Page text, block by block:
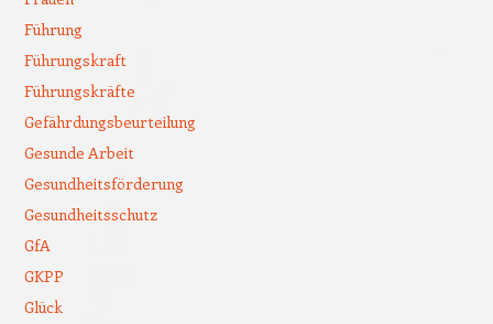
Führung
Führungskraft
Führungskräfte
Gefährdungsbeurteilung
Gesunde Arbeit
Gesundheitsförderung
Gesundheitsschutz
GfA
GKPP
Glück